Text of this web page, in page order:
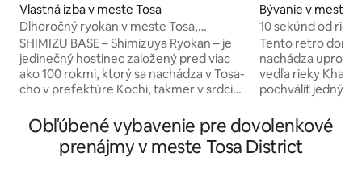
Vlastná izba v meste Tosa
Dlhoročný ryokan v meste Tosa,
prefektúra Kochi [Kiyomizunoma]
SHIMIZU BASE – Shimizuya Ryokan – je
jedinečný hostinec založený pred viac
ako 100 rokmi, ktorý sa nachádza v Tosa-
cho v prefektúre Kochi, takmer v srdci
budovu sme osobne zrekonštruovali a
spojili sme v nej japonskú eleganciu s
otvoreným, flexibilným
Bývanie v meste
Nagaoka District
10 sekúnd od
štýle Showa,
vaše cesty po
Tento retro dom v
nachádza
vedľa rieky
pochváliť jedným
rieke.Pri
nostalgický a pokojný čas.
„Kadoya“
Obľúbené vybavenie pre dovolenkové
prenájmy v meste Tosa District